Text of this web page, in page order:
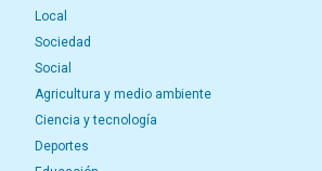
Local
Sociedad
Social
Agricultura y medio ambiente
Ciencia y tecnología
Deportes